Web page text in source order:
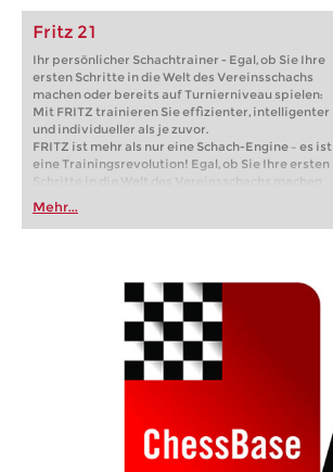
Fritz 21
Ihr persönlicher Schachtrainer - Egal, ob Sie Ihre
ersten Schritte in die Welt des Vereinsschachs
machen oder bereits auf Turnierniveau spielen:
Mit FRITZ trainieren Sie effizienter, intelligenter
und individueller als je zuvor.
FRITZ ist mehr als nur eine Schach-Engine – es ist
eine Trainingsrevolution! Egal, ob Sie Ihre ersten
Schritte in die Welt des Vereinsschachs machen
oder bereits auf Turnierniveau spielen: Mit
FRITZ trainieren Sie effizienter, intelligenter und
individueller als je zuvor.
Mehr...